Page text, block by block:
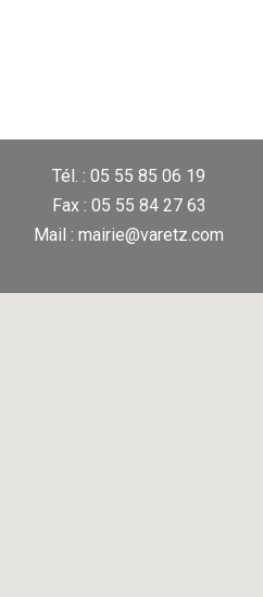
Tél. : 05 55 85 06 19
Fax : 05 55 84 27 63
Mail : mairie@varetz.com